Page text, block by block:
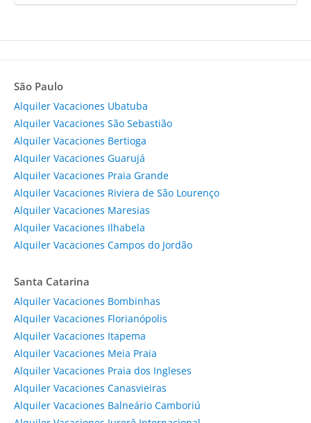
São Paulo
Alquiler Vacaciones Ubatuba
Alquiler Vacaciones São Sebastião
Alquiler Vacaciones Bertioga
Alquiler Vacaciones Guarujá
Alquiler Vacaciones Praia Grande
Alquiler Vacaciones Riviera de São Lourenço
Alquiler Vacaciones Maresias
Alquiler Vacaciones Ilhabela
Alquiler Vacaciones Campos do Jordão
Santa Catarina
Alquiler Vacaciones Bombinhas
Alquiler Vacaciones Florianópolis
Alquiler Vacaciones Itapema
Alquiler Vacaciones Meia Praia
Alquiler Vacaciones Praia dos Ingleses
Alquiler Vacaciones Canasvieiras
Alquiler Vacaciones Balneário Camboriú